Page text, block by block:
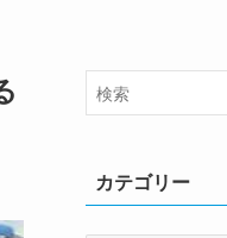
カテゴリー